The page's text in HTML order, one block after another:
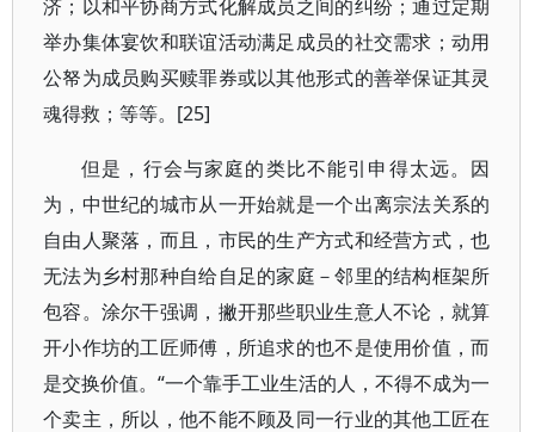
济；以和平协商方式化解成员之间的纠纷；通过定期
举办集体宴饮和联谊活动满足成员的社交需求；动用
公帑为成员购买赎罪券或以其他形式的善举保证其灵
魂得救；等等。[25]
但是，行会与家庭的类比不能引申得太远。因
为，中世纪的城市从一开始就是一个出离宗法关系的
自由人聚落，而且，市民的生产方式和经营方式，也
无法为乡村那种自给自足的家庭－邻里的结构框架所
包容。涂尔干强调，撇开那些职业生意人不论，就算
开小作坊的工匠师傅，所追求的也不是使用价值，而
是交换价值。“一个靠手工业生活的人，不得不成为一
个卖主，所以，他不能不顾及同一行业的其他工匠在